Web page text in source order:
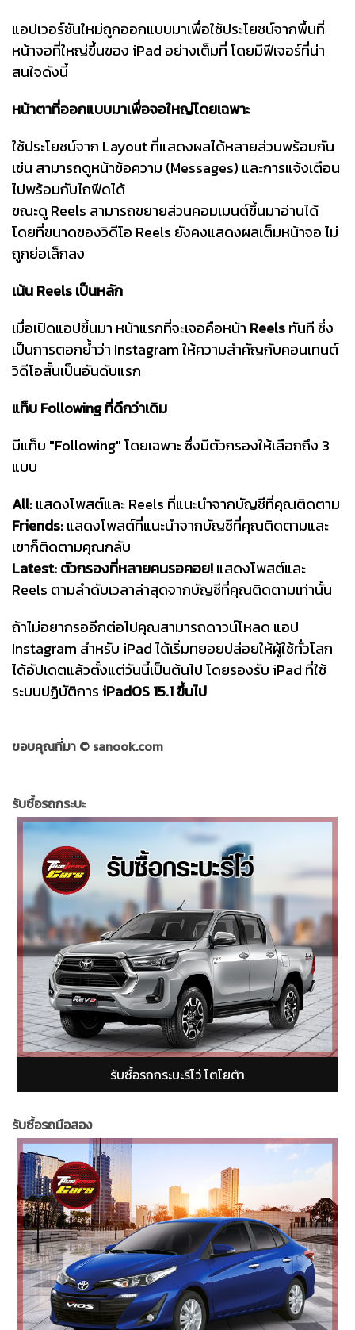
แอปเวอร์ชันใหม่ถูกออกแบบมาเพื่อใช้ประโยชน์จากพื้นที่
หน้าจอที่ใหญ่ขึ้นของ iPad อย่างเต็มที่ โดยมีฟีเจอร์ที่น่า
สนใจดังนี้
หน้าตาที่ออกแบบมาเพื่อจอใหญ่โดยเฉพาะ
ใช้ประโยชน์จาก Layout ที่แสดงผลได้หลายส่วนพร้อมกัน
เช่น สามารถดูหน้าข้อความ (Messages) และการแจ้งเตือน
ไปพร้อมกับไถฟีดได้
ขณะดู Reels สามารถขยายส่วนคอมเมนต์ขึ้นมาอ่านได้
โดยที่ขนาดของวิดีโอ Reels ยังคงแสดงผลเต็มหน้าจอ ไม่
ถูกย่อเล็กลง
เน้น Reels เป็นหลัก
เมื่อเปิดแอปขึ้นมา หน้าแรกที่จะเจอคือหน้า Reelsทันที ซึ่ง
เป็นการตอกย้ำว่า Instagram ให้ความสำคัญกับคอนเทนต์
วิดีโอสั้นเป็นอันดับแรก
แท็บ Following ที่ดีกว่าเดิม
มีแท็บ "Following" โดยเฉพาะ ซึ่งมีตัวกรองให้เลือกถึง 3
แบบ
All:แสดงโพสต์และ Reels ที่แนะนำจากบัญชีที่คุณติดตาม
Friends:แสดงโพสต์ที่แนะนำจากบัญชีที่คุณติดตามและ
เขาก็ติดตามคุณกลับ
Latest:ตัวกรองที่หลายคนรอคอย!แสดงโพสต์และ
Reels ตามลำดับเวลาล่าสุดจากบัญชีที่คุณติดตามเท่านั้น
ถ้าไม่อยากรออีกต่อไปคุณสามารถดาวน์โหลด แอป
Instagram สำหรับ iPad ได้เริ่มทยอยปล่อยให้ผู้ใช้ทั่วโลก
ได้อัปเดตแล้วตั้งแต่วันนี้เป็นต้นไป โดยรองรับ iPad ที่ใช้
ระบบปฏิบัติการiPadOS 15.1 ขึ้นไป
ขอบคุณที่มา © sanook.com
รับซื้อรถกระบะ
รับซื้อรถกระบะฟอร์ดเรนเจอร์ (Ford Ranger)
รับซื้อรถมือสอง